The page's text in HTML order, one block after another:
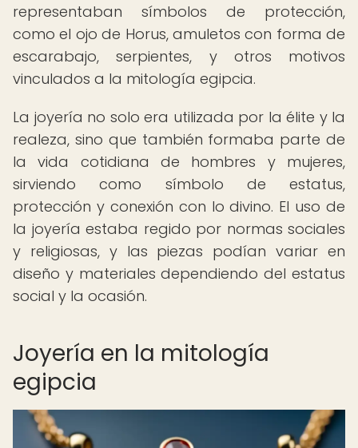
representaban símbolos de protección,
como el ojo de Horus, amuletos con forma de
escarabajo, serpientes, y otros motivos
vinculados a la mitología egipcia.
La joyería no solo era utilizada por la élite y la
realeza, sino que también formaba parte de
la vida cotidiana de hombres y mujeres,
sirviendo como símbolo de estatus,
protección y conexión con lo divino. El uso de
la joyería estaba regido por normas sociales
y religiosas, y las piezas podían variar en
diseño y materiales dependiendo del estatus
social y la ocasión.
Joyería en la mitología
egipcia